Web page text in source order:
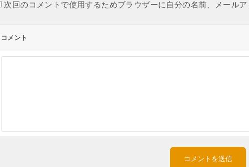
次回のコメントで使用するためブラウザーに自分の名前、メールア
コメント